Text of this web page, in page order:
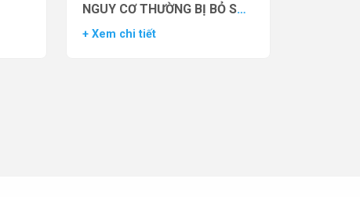
NGUY CƠ THƯỜNG BỊ BỎ SÓT
– DỮ LIỆU TỪ NGHIÊN CỨU
+ Xem chi tiết